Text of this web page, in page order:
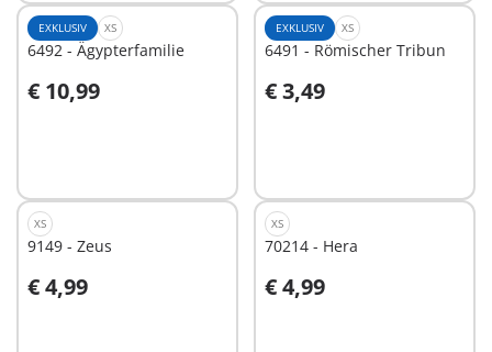
EXKLUSIV XS
6492 - Ägypterfamilie
€ 10,99
In den Warenkorb
EXKLUSIV XS
6491 - Römischer Tribun
€ 3,49
In den Warenkorb
XS
9149 - Zeus
€ 4,99
In den Warenkorb
XS
70214 - Hera
€ 4,99
In den Warenkorb